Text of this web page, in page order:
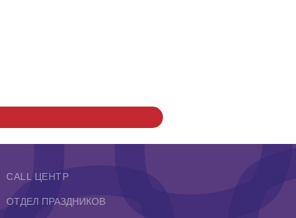
ОТДЕЛ ПРАЗДНИКОВ
CALL ЦЕНТР